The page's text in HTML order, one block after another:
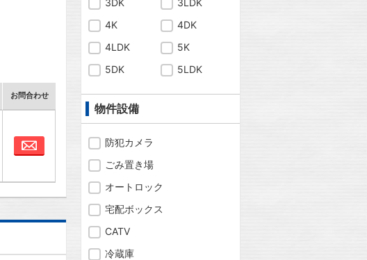
お問合わせ
お問合わせ
3DK
3LDK
4K
4DK
4LDK
5K
5DK
5LDK
物件設備
防犯カメラ
ごみ置き場
オートロック
宅配ボックス
CATV
冷蔵庫